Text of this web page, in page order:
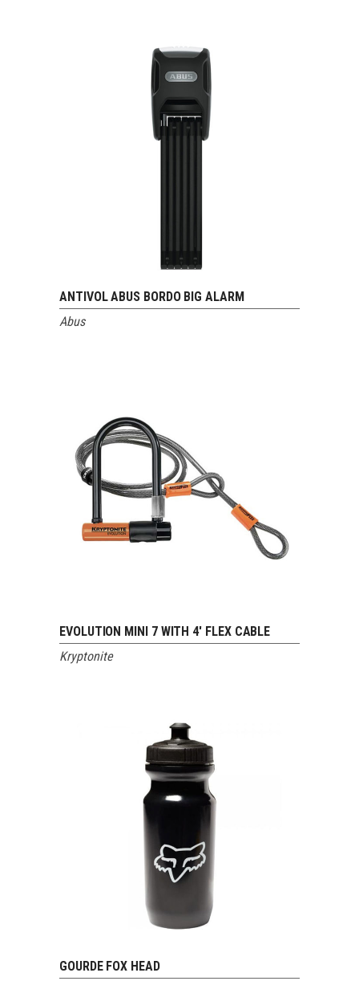
VOIR LE PRODUIT
ANTIVOL ABUS BORDO BIG ALARM
Abus
VOIR LE PRODUIT
EVOLUTION MINI 7 WITH 4′ FLEX CABLE
Kryptonite
VOIR LE PRODUIT
GOURDE FOX HEAD